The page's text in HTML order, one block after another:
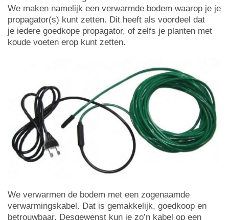
We maken namelijk een verwarmde bodem waarop je je
propagator(s) kunt zetten. Dit heeft als voordeel dat
je iedere goedkope propagator, of zelfs je planten met
koude voeten erop kunt zetten.
We verwarmen de bodem met een zogenaamde
verwarmingskabel. Dat is gemakkelijk, goedkoop en
betrouwbaar. Desgewenst kun je zo’n kabel op een